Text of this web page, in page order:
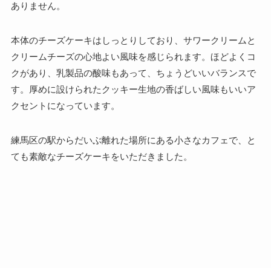
ありません。
本体のチーズケーキはしっとりしており、サワークリームと
クリームチーズの心地よい風味を感じられます。ほどよくコ
クがあり、乳製品の酸味もあって、ちょうどいいバランスで
す。厚めに設けられたクッキー生地の香ばしい風味もいいア
クセントになっています。
練馬区の駅からだいぶ離れた場所にある小さなカフェで、と
ても素敵なチーズケーキをいただきました。